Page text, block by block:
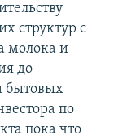
структур с
молока и
до
бытовых
по
пока что